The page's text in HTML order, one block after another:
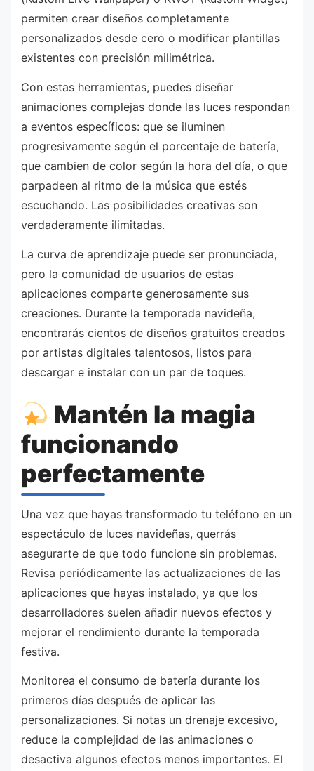
permiten crear diseños completamente
personalizados desde cero o modificar plantillas
existentes con precisión milimétrica.
Con estas herramientas, puedes diseñar
animaciones complejas donde las luces respondan
a eventos específicos: que se iluminen
progresivamente según el porcentaje de batería,
que cambien de color según la hora del día, o que
parpadeen al ritmo de la música que estés
escuchando. Las posibilidades creativas son
verdaderamente ilimitadas.
La curva de aprendizaje puede ser pronunciada,
pero la comunidad de usuarios de estas
aplicaciones comparte generosamente sus
creaciones. Durante la temporada navideña,
encontrarás cientos de diseños gratuitos creados
por artistas digitales talentosos, listos para
descargar e instalar con un par de toques.
Mantén la magia
funcionando
perfectamente
Una vez que hayas transformado tu teléfono en un
espectáculo de luces navideñas, querrás
asegurarte de que todo funcione sin problemas.
Revisa periódicamente las actualizaciones de las
aplicaciones que hayas instalado, ya que los
desarrolladores suelen añadir nuevos efectos y
mejorar el rendimiento durante la temporada
festiva.
Monitorea el consumo de batería durante los
primeros días después de aplicar las
personalizaciones. Si notas un drenaje excesivo,
reduce la complejidad de las animaciones o
desactiva algunos efectos menos importantes. El